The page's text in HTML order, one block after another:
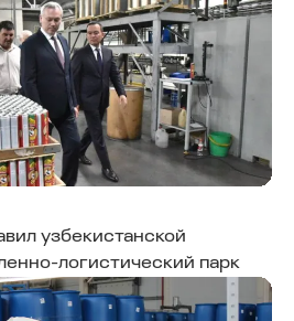
узбекистанской
логистический парк